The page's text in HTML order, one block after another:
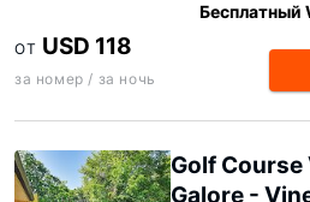
Бесплатный
ОТ USD 118
за номер / за ночь
Golf Course
Galore -